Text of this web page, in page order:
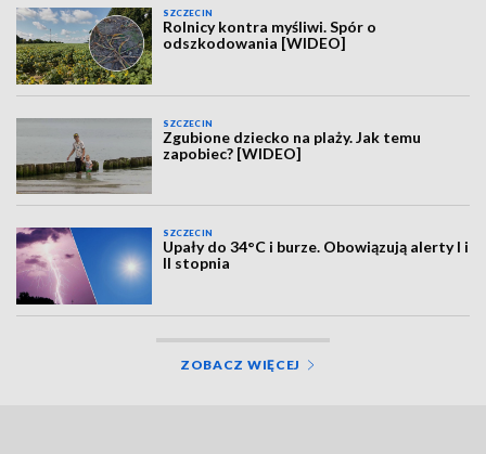
SZCZECIN
Rolnicy kontra myśliwi. Spór o
odszkodowania [WIDEO]
SZCZECIN
Zgubione dziecko na plaży. Jak temu
zapobiec? [WIDEO]
SZCZECIN
Upały do 34°C i burze. Obowiązują alerty I i
II stopnia
ZOBACZ WIĘCEJ